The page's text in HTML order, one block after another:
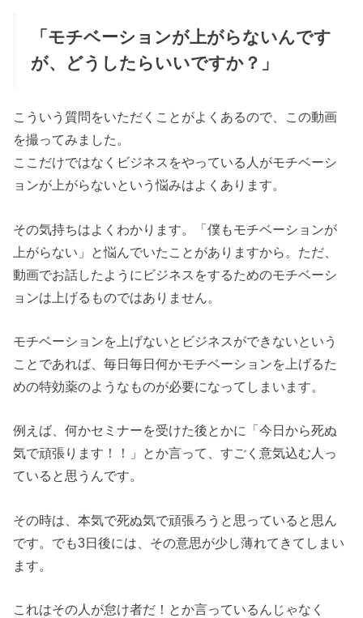
「モチベーションが上がらないんです
が、どうしたらいいですか？」
こういう質問をいただくことがよくあるので、この動画
を撮ってみました。
ここだけではなくビジネスをやっている人がモチベーシ
ョンが上がらないという悩みはよくあります。
その気持ちはよくわかります。「僕もモチベーションが
上がらない」と悩んでいたことがありますから。ただ、
動画でお話したようにビジネスをするためのモチベーシ
ョンは上げるものではありません。
モチベーションを上げないとビジネスができないという
ことであれば、毎日毎日何かモチベーションを上げるた
めの特効薬のようなものが必要になってしまいます。
例えば、何かセミナーを受けた後とかに「今日から死ぬ
気で頑張ります！！」とか言って、すごく意気込む人っ
ていると思うんです。
その時は、本気で死ぬ気で頑張ろうと思っていると思ん
です。でも3日後には、その意思が少し薄れてきてしまい
ます。
これはその人が怠け者だ！とか言っているんじゃなく